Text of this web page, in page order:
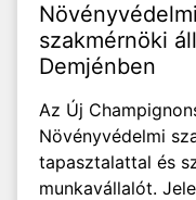
Növényvédelmi
szakmérnöki
Demjénben
Az Új
Növényvédelmi
tapasztalattal és
munkavállalót.